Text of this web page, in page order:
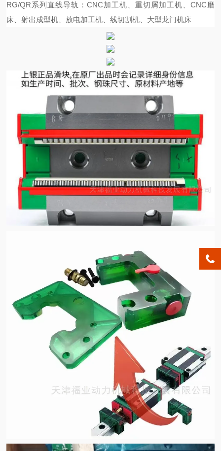
RG/QR系列直线导轨：CNC加工机、重切屑加工机、CNC磨
床、射出成型机、放电加工机、线切割机、大型龙门机床